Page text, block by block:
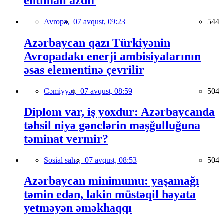
Avropa, 07 avqust, 09:23 544
Azərbaycan qazı Türkiyənin
Avropadakı enerji ambisiyalarının
əsas elementinə çevrilir
Cəmiyyət, 07 avqust, 08:59 504
Diplom var, iş yoxdur: Azərbaycanda
təhsil niyə gənclərin məşğulluğuna
təminat vermir?
Sosial sahə, 07 avqust, 08:53 504
Azərbaycan minimumu: yaşamağı
təmin edən, lakin müstəqil həyata
yetməyən əməkhaqqı